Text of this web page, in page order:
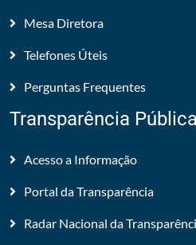
Mesa Diretora
Telefones Úteis
Perguntas Frequentes
Transparência Pública
Acesso a Informação
Portal da Transparência
Radar Nacional da